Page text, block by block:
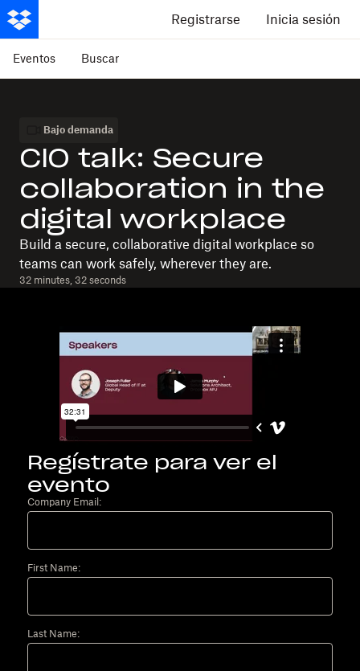
Registrarse Inicia sesión
Eventos Buscar
Bajo demanda
CIO talk: Secure
collaboration in the
digital workplace
Build a secure, collaborative digital workplace so
teams can work safely, wherever they are.
32 minutes, 32 seconds
Regístrate para ver el
evento
Company Email:
First Name:
Last Name: